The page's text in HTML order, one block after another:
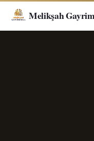
Melikşah